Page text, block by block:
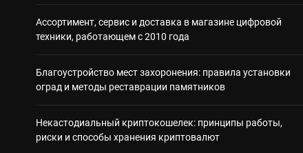
Ассортимент, сервис и доставка в магазине цифровой
техники, работающем с 2010 года
Благоустройство мест захоронения: правила установки
оград и методы реставрации памятников
Некастодиальный криптокошелек: принципы работы,
риски и способы хранения криптовалют